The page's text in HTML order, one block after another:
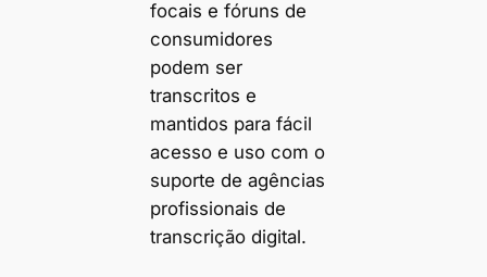
focais e fóruns de
consumidores
podem ser
transcritos e
mantidos para fácil
acesso e uso com o
suporte de agências
profissionais de
transcrição digital.